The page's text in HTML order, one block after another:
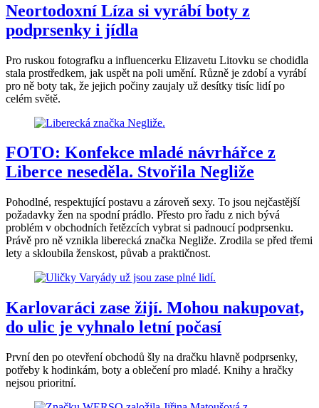
Neortodoxní Líza si vyrábí boty z
podprsenky i jídla
Pro ruskou fotografku a influencerku Elizavetu Litovku se chodidla
stala prostředkem, jak uspět na poli umění. Různě je zdobí a vyrábí
pro ně boty tak, že jejich počiny zaujaly už desítky tisíc lidí po
celém světě.
FOTO: Konfekce mladé návrhářce z
Liberce neseděla. Stvořila Negliže
Pohodlné, respektující postavu a zároveň sexy. To jsou nejčastější
požadavky žen na spodní prádlo. Přesto pro řadu z nich bývá
problém v obchodních řetězcích vybrat si padnoucí podprsenku.
Právě pro ně vznikla liberecká značka Negliže. Zrodila se před třemi
lety a skloubila ženskost, půvab a praktičnost.
Karlovaráci zase žijí. Mohou nakupovat,
do ulic je vyhnalo letní počasí
První den po otevření obchodů šly na dračku hlavně podprsenky,
potřeby k hodinkám, boty a oblečení pro mladé. Knihy a hračky
nejsou prioritní.